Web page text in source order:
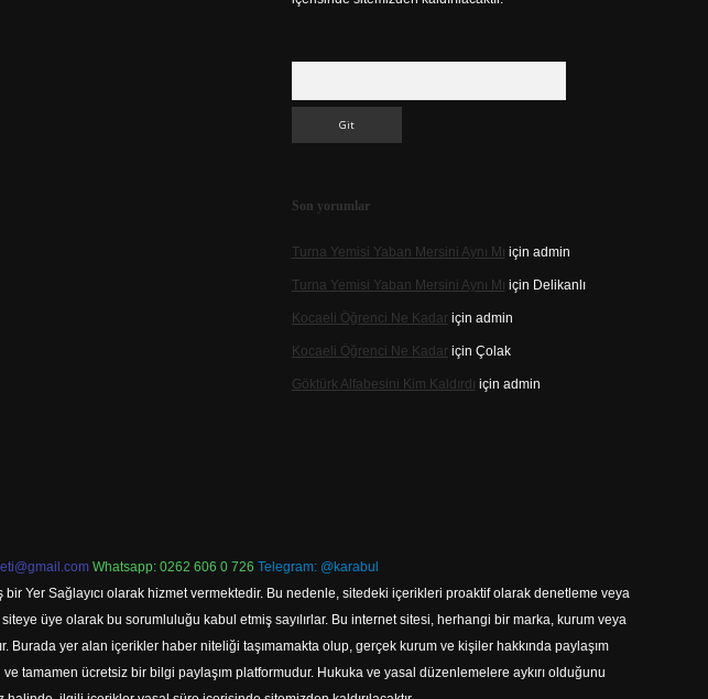
Son yorumlar
Turna Yemisi Yaban Mersini Aynı Mı için admin
Turna Yemisi Yaban Mersini Aynı Mı için Delikanlı
Kocaeli Öğrenci Ne Kadariçin admin
Kocaeli Öğrenci Ne Kadariçin Çolak
Göktürk Alfabesini Kim Kaldırdı için admin
Whatsapp: 0262 606 0 726 Telegram: @karabul
Yer Sağlayıcı olarak hizmet vermektedir. Bu nedenle, sitedeki içerikleri proaktif olarak denetleme veya
üye olarak bu sorumluluğu kabul etmiş sayılırlar. Bu internet sitesi, herhangi bir marka, kurum veya
Burada yer alan içerikler haber niteliği taşımamakta olup, gerçek kurum ve kişiler hakkında paylaşım
tamamen ücretsiz bir bilgi paylaşım platformudur. Hukuka ve yasal düzenlemelere aykırı olduğunu